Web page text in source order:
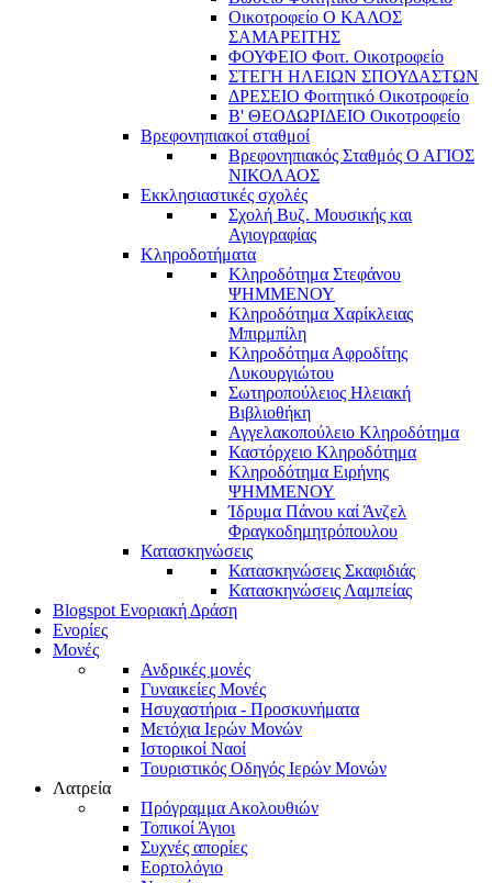
Οικοτροφείο Ο ΚΑΛΟΣ
ΣΑΜΑΡΕΙΤΗΣ
ΦΟΥΦΕΙΟ Φοιτ. Οικοτροφείο
ΣΤΕΓΗ ΗΛΕΙΩΝ ΣΠΟΥΔΑΣΤΩΝ
ΔΡΕΣΕΙΟ Φοιτητικό Οικοτροφείο
Β' ΘΕΟΔΩΡΙΔΕΙΟ Οικοτροφείο
Βρεφονηπιακοί σταθμοί
Βρεφονηπιακός Σταθμός Ο ΑΓΙΟΣ
ΝΙΚΟΛΑΟΣ
Εκκλησιαστικές σχολές
Σχολή Βυζ. Μουσικής και
Αγιογραφίας
Κληροδοτήματα
Κληροδότημα Στεφάνου
ΨΗΜΜΕΝΟΥ
Κληροδότημα Χαρίκλειας
Μπιρμπίλη
Κληροδότημα Αφροδίτης
Λυκουργιώτου
Σωτηροπούλειος Ηλειακή
Βιβλιοθήκη
Αγγελακοπούλειο Κληροδότημα
Καστόρχειο Κληροδότημα
Κληροδότημα Ειρήνης
ΨΗΜΜΕΝΟΥ
Ίδρυμα Πάνου καί Άνζελ
Φραγκοδημητρόπουλου
Κατασκηνώσεις
Κατασκηνώσεις Σκαφιδιάς
Κατασκηνώσεις Λαμπείας
Blogspot Ενοριακή Δράση
Ενορίες
Μονές
Ανδρικές μονές
Γυναικείες Μονές
Ησυχαστήρια - Προσκυνήματα
Μετόχια Ιερών Μονών
Ιστορικοί Ναοί
Τουριστικός Οδηγός Ιερών Μονών
Λατρεία
Πρόγραμμα Ακολουθιών
Τοπικοί Άγιοι
Συχνές απορίες
Εορτολόγιο